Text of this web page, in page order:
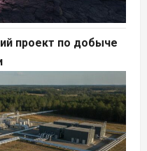
проект по добыче